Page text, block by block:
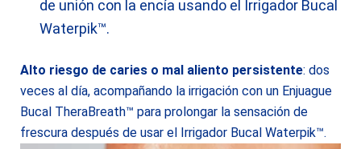
de unión con la encía usando el Irrigador Bucal
Waterpik™.
Alto riesgo de caries o mal aliento persistente: dos
veces al día, acompañando la irrigación con un Enjuague
Bucal TheraBreath™ para prolongar la sensación de
frescura después de usar el Irrigador Bucal Waterpik™.